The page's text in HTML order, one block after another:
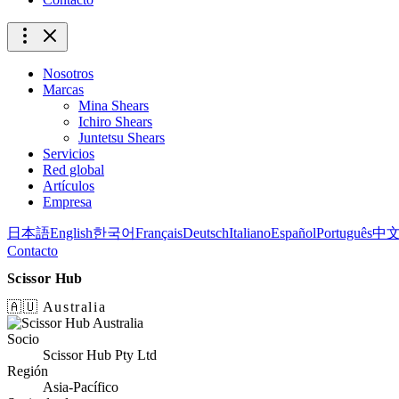
Nosotros
Marcas
Mina Shears
Ichiro Shears
Juntetsu Shears
Servicios
Red global
Artículos
Empresa
日本語English한국어FrançaisDeutschItalianoEspañolPortuguês中文
Contacto
Scissor Hub
🇦🇺 Australia
Socio
Scissor Hub Pty Ltd
Región
Asia-Pacífico